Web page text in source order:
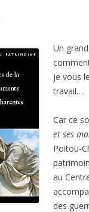
Un
je vous
travail…
Car ce
et ses
Poitou-
au
des